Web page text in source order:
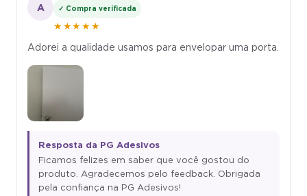
A ✓ Compra verificada
★★★★★
Adorei a qualidade usamos para envelopar uma porta.
Resposta da PG Adesivos
Ficamos felizes em saber que você gostou do
produto. Agradecemos pelo feedback. Obrigada
pela confiança na PG Adesivos!